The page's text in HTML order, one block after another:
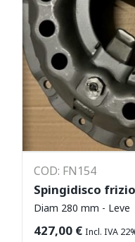
COD: FN154
Spingidisco
Diam 280 mm - Leve
427,00 € Incl. IVA